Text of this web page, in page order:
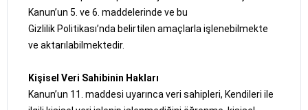
Kanun’un 5. ve 6. maddelerinde ve bu
Gizlilik Politikası’nda belirtilen amaçlarla işlenebilmekte
ve aktarılabilmektedir.
Kişisel Veri Sahibinin Hakları
Kanun’un 11. maddesi uyarınca veri sahipleri, Kendileri ile